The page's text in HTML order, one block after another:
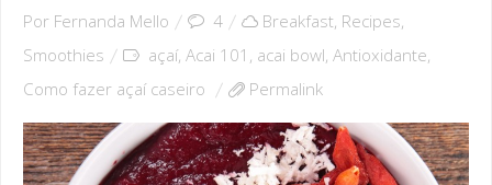
Por Fernanda Mello 4 Breakfast, Recipes,
Smoothies
açaí, Acai 101 , acai bowl, Antioxidante,
Como fazer açaí caseiro
Permalink